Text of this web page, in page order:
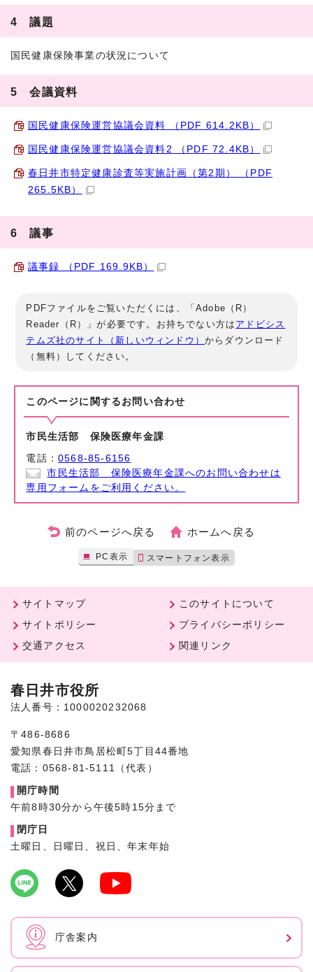
4 議題
国民健康保険事業の状況について
5 会議資料
国民健康保険運営協議会資料 （PDF 614.2KB）
国民健康保険運営協議会資料2 （PDF 72.4KB）
春日井市特定健康診査等実施計画（第2期） （PDF
265.5KB）
6 議事
議事録 （PDF 169.9KB）
PDFファイルをご覧いただくには、「Adobe（R）
Reader（R）」が必要です。お持ちでない方は アドビシス
テムズ社のサイト（新しいウィンドウ）からダウンロード
（無料）してください。
このページに関する お問い合わせ
市民生活部 保険医療年金課
電話：0568-85-6156
市民生活部 保険医療年金課へのお問い合わせは
専用フォームをご利用ください。
前のページへ戻る ホームへ戻る
PC表示 スマートフォン表示
サイトマップ
このサイトについて
サイトポリシー
プライバシーポリシー
交通アクセス
関連リンク
春日井市役所
法人番号：1000020232068
〒486-8686
愛知県春日井市鳥居松町5丁目44番地
電話：0568-81-5111（代表）
開庁時間
午前8時30分から午後5時15分まで
閉庁日
土曜日、日曜日、祝日、年末年始
庁舎案内